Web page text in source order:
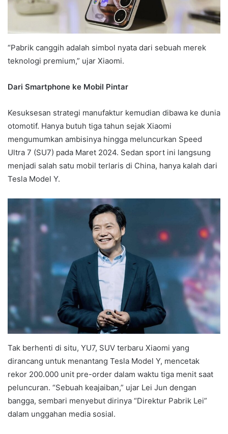
“Pabrik canggih adalah simbol nyata dari sebuah merek
teknologi premium,” ujar Xiaomi.
Dari Smartphone ke Mobil Pintar
Kesuksesan strategi manufaktur kemudian dibawa ke dunia
otomotif. Hanya butuh tiga tahun sejak Xiaomi
mengumumkan ambisinya hingga meluncurkan Speed
Ultra 7 (SU7) pada Maret 2024. Sedan sport ini langsung
menjadi salah satu mobil terlaris di China, hanya kalah dari
Tesla Model Y.
Tak berhenti di situ, YU7, SUV terbaru Xiaomi yang
dirancang untuk menantang Tesla Model Y, mencetak
rekor 200.000 unit pre-order dalam waktu tiga menit saat
peluncuran. “Sebuah keajaiban,” ujar Lei Jun dengan
bangga, sembari menyebut dirinya “Direktur Pabrik Lei”
dalam unggahan media sosial.